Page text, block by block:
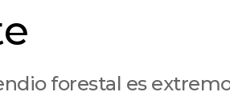
forestal es